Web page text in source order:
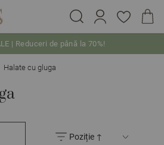
| Reduceri de până la 70%!
Halate cu gluga